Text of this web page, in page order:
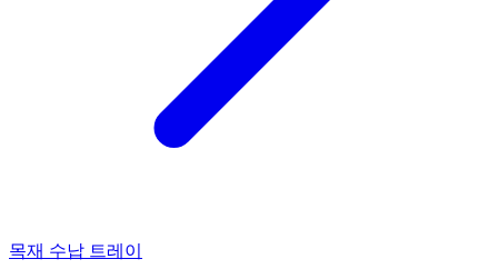
목재 수납 트레이